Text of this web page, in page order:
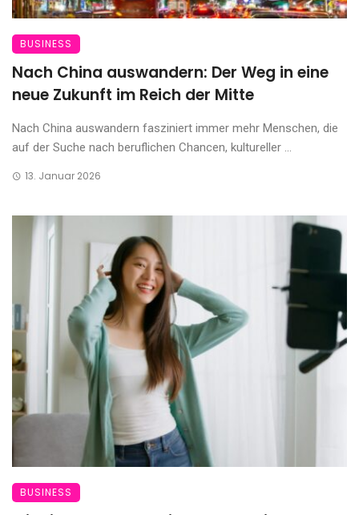
BUSINESS
Nach China auswandern: Der Weg in eine
neue Zukunft im Reich der Mitte
Nach China auswandern fasziniert immer mehr Menschen, die
auf der Suche nach beruflichen Chancen, kultureller ...
13. Januar 2026
BUSINESS